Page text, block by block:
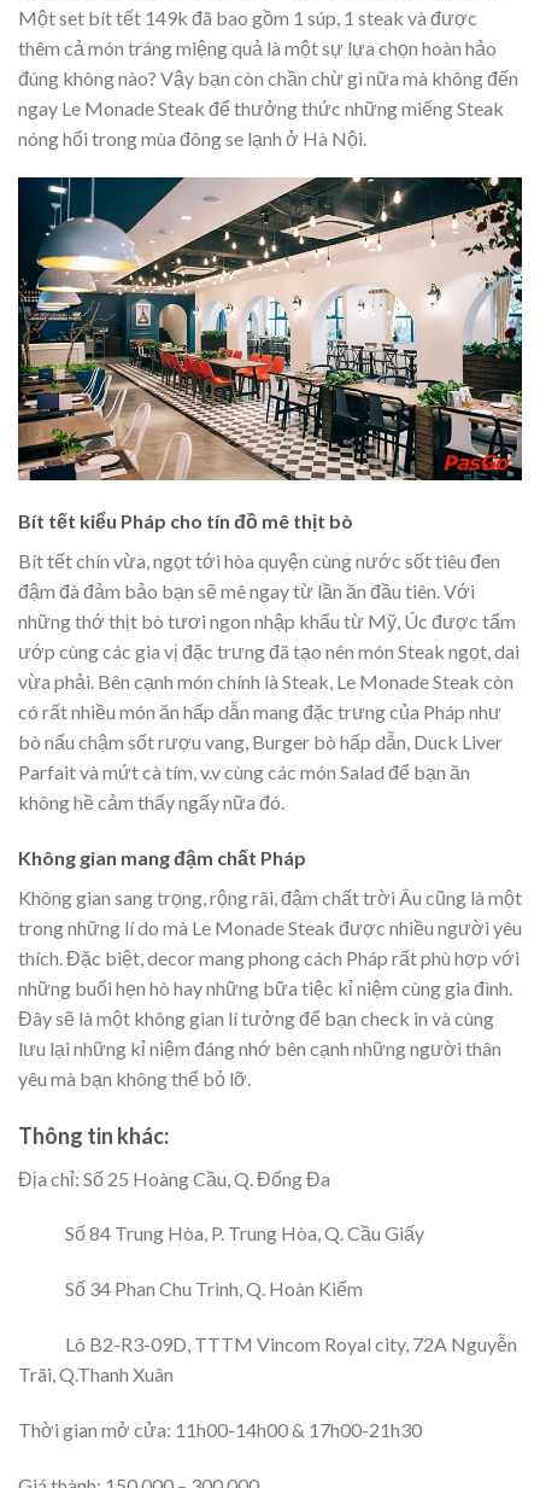
Một set bít tết 149k đã bao gồm 1 súp, 1 steak và được
thêm cả món tráng miệng quả là một sự lựa chọn hoàn hảo
đúng không nào? Vậy bạn còn chần chừ gì nữa mà không đến
ngay Le Monade Steak để thưởng thức những miếng Steak
nóng hổi trong mùa đông se lạnh ở Hà Nội.
Bít tết kiểu Pháp cho tín đồ mê thịt bò
Bít tết chín vừa, ngọt tới hòa quyện cùng nước sốt tiêu đen
đậm đà đảm bảo bạn sẽ mê ngay từ lần ăn đầu tiên. Với
những thớ thịt bò tươi ngon nhập khẩu từ Mỹ, Úc được tẩm
ướp cùng các gia vị đặc trưng đã tạo nên món Steak ngọt, dai
vừa phải. Bên cạnh món chính là Steak, Le Monade Steak còn
có rất nhiều món ăn hấp dẫn mang đặc trưng của Pháp như
bò nấu chậm sốt rượu vang, Burger bò hấp dẫn, Duck Liver
Parfait và mứt cà tím, v.v cùng các món Salad để bạn ăn
không hề cảm thấy ngấy nữa đó.
Không gian mang đậm chất Pháp
Không gian sang trọng, rộng rãi, đậm chất trời Âu cũng là một
trong những lí do mà Le Monade Steak được nhiều người yêu
thích. Đặc biệt, decor mang phong cách Pháp rất phù hợp với
những buổi hẹn hò hay những bữa tiệc kỉ niệm cùng gia đình.
Đây sẽ là một không gian lí tưởng để bạn check in và cùng
lưu lại những kỉ niệm đáng nhớ bên cạnh những người thân
yêu mà bạn không thể bỏ lỡ.
Thông tin khác:
Địa chỉ: Số 25 Hoàng Cầu, Q. Đống Đa
Số 84 Trung Hòa, P. Trung Hòa, Q. Cầu Giấy
Số 34 Phan Chu Trinh, Q. Hoàn Kiếm
Lô B2-R3-09D, TTTM Vincom Royal city, 72A Nguyễn
Trãi, Q.Thanh Xuân
Thời gian mở cửa: 11h00-14h00 & 17h00-21h30